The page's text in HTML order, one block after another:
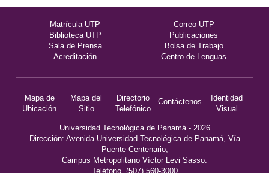
Matrícula UTP
Correo UTP
Biblioteca UTP
Publicaciones
Sala de Prensa
Bolsa de Trabajo
Acreditación
Centro de Lenguas
Mapa de
Ubicación
Mapa del
Sitio
Directorio
Telefónico
Contáctenos
Identidad
Visual
Universidad Tecnológica de Panamá - 2026
Dirección: Avenida Universidad Tecnológica de Panamá, Vía
Puente Centenario,
Campus Metropolitano Víctor Levi Sasso.
Teléfono. (507) 560-3000